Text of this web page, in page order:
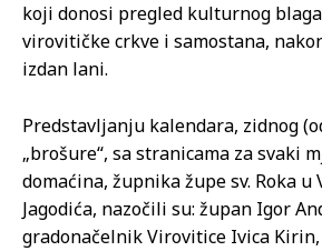
koji donosi pregled kulturnog
virovitičke crkve i samostana,
izdan lani.
Predstavljanju kalendara, zidnog
„brošure“, sa stranicama za svaki
domaćina, župnika župe sv. Roka
Jagodića, nazočili su: župan Igor
gradonačelnik Virovitice Ivica